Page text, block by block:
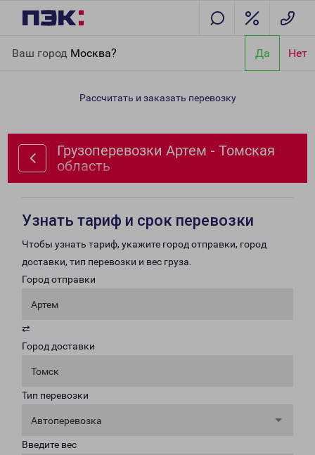
Ваш город Москва? Да Нет
область
Рассчитать и заказать перевозку
Грузоперевозки Артем - Томская
область
Узнать тариф и срок перевозки
Чтобы узнать тариф, укажите город отправки, город
доставки, тип перевозки и вес груза.
Город отправки
Артем
⇄
Город доставки
Томск
Тип перевозки
Автоперевозка
Введите вес